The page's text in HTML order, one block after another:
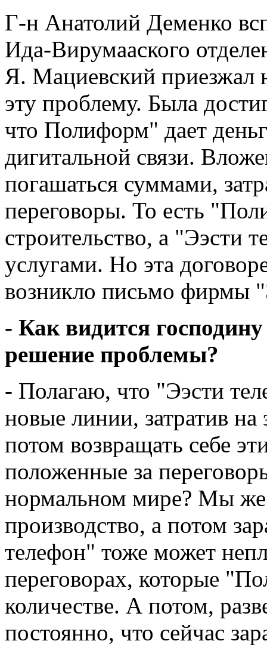
Г-н Анатолий Деменко
Ида-Вирумааского
Я. Мациевский
эту проблему. Была
что Полиформ" дает
дигитальной связи.
погашаться суммами,
переговоры. То есть
строительство, а "Ээсти
услугами. Но эта
возникло письмо фирмы
- Как видится
решение проблемы?
- Полагаю, что "Ээсти
новые линии, затратив на
потом возвращать себе
положенные за
нормальном мире? Мы же
производство, а потом
телефон" тоже может
переговорах, которые
количестве. А потом,
постоянно, что сейчас